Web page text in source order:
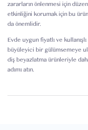
zararların önlenmesi için
etkinliğini korumak için bu
da önemlidir.
Evde uygun fiyatlı ve
büyüleyici bir gülümsemeye
diş beyazlatma ürünleriyle
adımı atın.